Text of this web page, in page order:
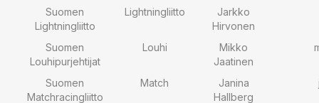
Suomen
Lightningliitto
Lightningliitto
Jarkko
Hirvonen
Suomen
Louhipurjehtijat
Louhi
Mikko
Jaatinen
Suomen
Matchracingliitto
Match
Janina
Hallberg